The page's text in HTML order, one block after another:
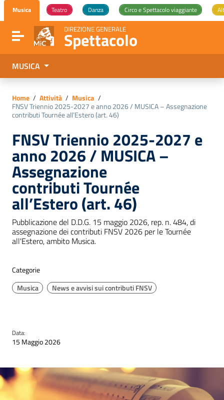
Vai ai contenuti
Vai al menu di navigazione
Vai al footer
Musica Teatro Danza Circo e Spettacolo viaggiante
Attiva / disattiva la navigazione
DIREZIONE GENERALE
Spettacolo
MUSICA
Home / Attività / Musica /
FNSV Triennio 2025-2027 e anno 2026 / MUSICA – Assegnazione
contributi Tournée all’Estero (art. 46)
FNSV Triennio 2025-2027 e
anno 2026 / MUSICA –
Assegnazione
contributi Tournée
all’Estero (art. 46)
Pubblicazione del D.D.G. 15 maggio 2026, rep. n. 484, di
assegnazione dei contributi FNSV 2026 per le Tournée
all'Estero, ambito Musica.
Categorie
Musica
News e avvisi sui contributi FNSV
Data:
15 Maggio 2026